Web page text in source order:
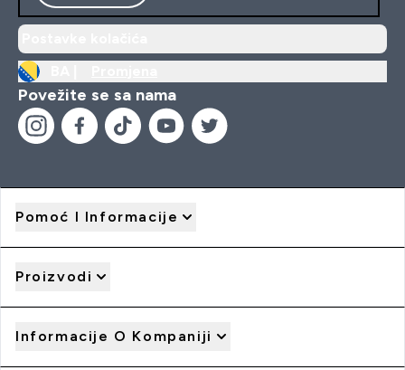
Povežite se sa nama
Pomoć I Informacije
Proizvodi
Informacije O Kompaniji